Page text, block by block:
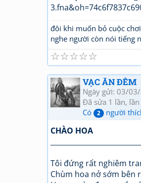
đôi khi muốn bỏ cuộc chơi
nghe người còn nói tiếng
☆
☆
☆
☆
☆
VẠC ĂN ĐÊM
Ngày gửi: 03/
Đã sửa 1 lần,
Có
2 người
CHÀO HOA
Tôi đứng rất nghiêm
Chùm hoa nở sớm bên